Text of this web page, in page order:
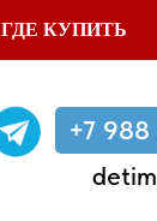
ГДЕ КУПИТЬ
+7